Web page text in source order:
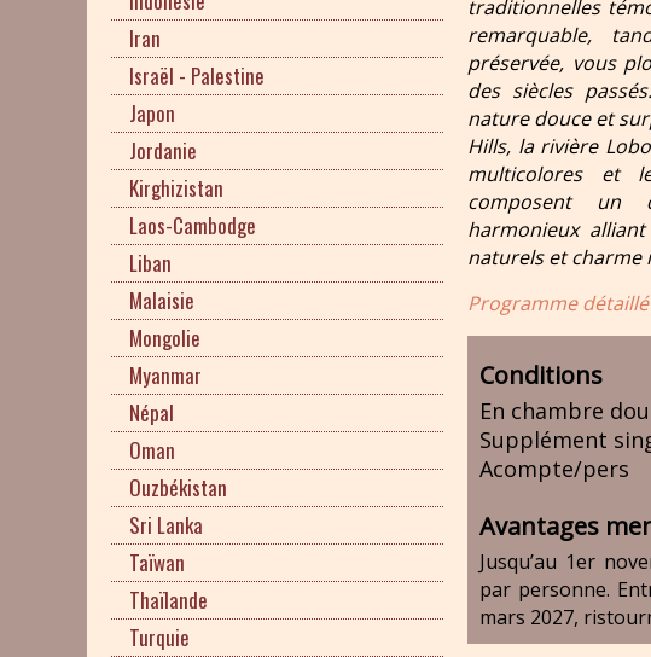
Iran
Israël - Palestine
Japon
Jordanie
Kirghizistan
Laos-Cambodge
Liban
Malaisie
Mongolie
Myanmar
Népal
Oman
Ouzbékistan
Sri Lanka
Taïwan
Thaïlande
Turquie
traditionnelles
remarquable,
préservée, vous
des siècles
nature douce et
Hills, la rivière
multicolores et
composent un
harmonieux
naturels et charme
Programme détaillé
Conditions
En chambre
Supplément
Acompte/pers
Avantages
Jusqu’au 1er
par personne.
mars 2027,